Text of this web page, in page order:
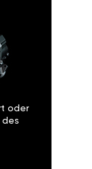
oder
des